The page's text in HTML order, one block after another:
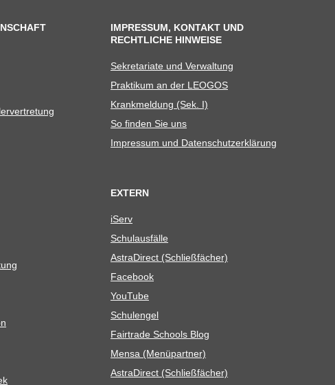
IMPRESSUM, KONTAKT UND
RECHTLICHE HINWEISE
Sekre­ta­riate und Verwaltung
Prak­ti­kum an der LEOGOS
Krank­mel­dung (Sek. I)
So fin­den Sie uns
Impres­sum und Datenschutzerklärung
EXTERN
iServ
Schul­aus­fälle
Astra­Di­rect (Schließ­fä­cher)
Face­book
You­Tube
Schul­en­gel
Fair­trade Schools Blog
Mensa (Menü­part­ner)
Astra­Di­rect (Schließ­fä­cher)